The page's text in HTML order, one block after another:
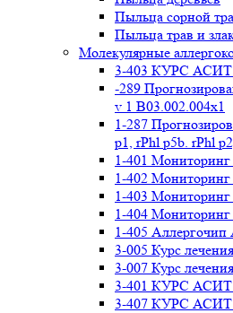
Пыльца сорной
Пыльца трав и
Молекулярные
3-403 КУРС АСИТ
-289
v 1 В03.002.004x1
1-287
p1, rPhl p5b. rPhl
1-401
1-402
1-403
1-404
1-405
3-005 Курс
3-007 Курс
3-401 КУРС АСИТ
3-407 КУРС АСИТ